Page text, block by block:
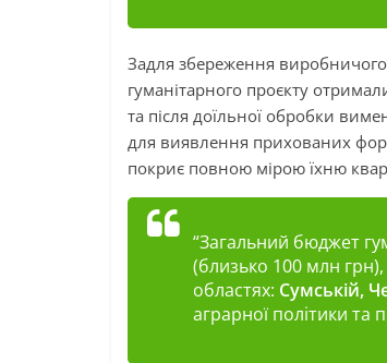
Задля збереження виробничого
гуманітарного проєкту
та після доїльної обробки
для виявлення прихованих
покриє повною мірою їхню
“Загальний бюджет
(близько 100 млн
областях: Сумській,
аграрної політики та